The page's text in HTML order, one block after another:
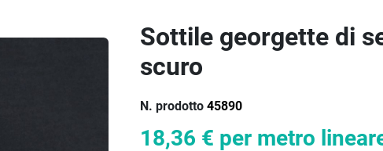
Sottile georgette di
scuro
N. prodotto 45890
18,36 € per metro